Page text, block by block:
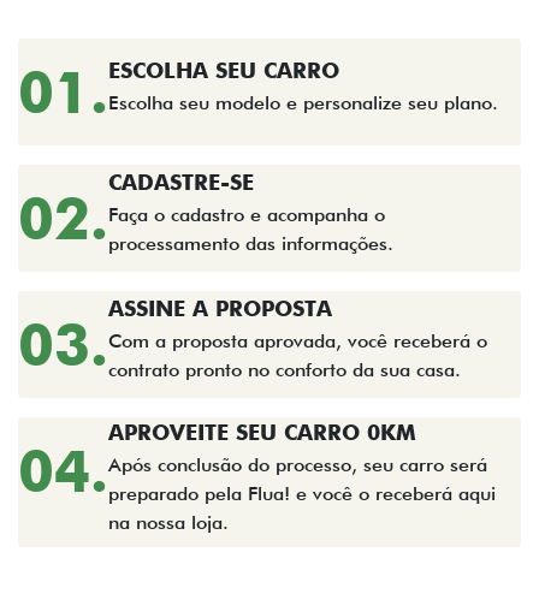
01.ESCOLHA SEU CARRO
Escolha seu modelo e personalize seu plano.
02.
CADASTRE-SE
Faça o cadastro e acompanha o
processamento das informações.
03.
ASSINE A PROPOSTA
Com a proposta aprovada, você receberá o
contrato pronto no conforto da sua casa.
04.
APROVEITE SEU CARRO 0KM
Após conclusão do processo, seu carro será
preparado pela Flua! e você o receberá aqui
na nossa loja.